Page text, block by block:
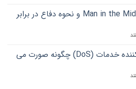
Man in the Middle (MITM) و نحوه دفاع در برابر
حمله مختل کننده خدمات (DoS) چگونه صورت می